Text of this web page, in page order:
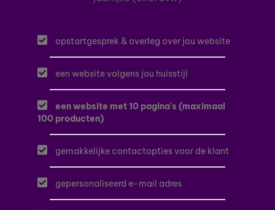
opstartgesprek & overleg over jou website
een website volgens jou huisstijl
een website met 10 pagina's (maximaal
100 producten)
gemakkelijke contactopties voor de klant
gepersonaliseerd e-mail adres